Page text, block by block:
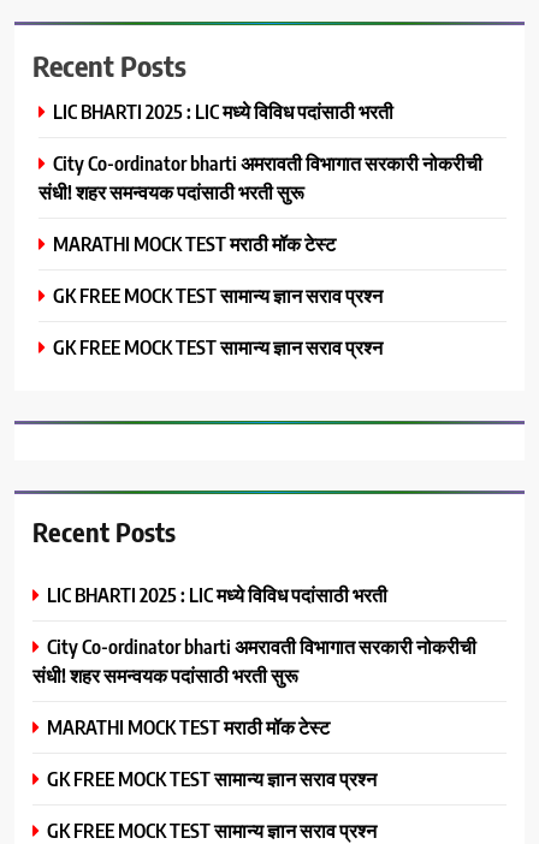
Recent Posts
LIC BHARTI 2025 : LIC मध्ये विविध पदांसाठी भरती
City Co-ordinator bharti अमरावती विभागात सरकारी नोकरीची
संधी! शहर समन्वयक पदांसाठी भरती सुरू
MARATHI MOCK TEST मराठी मॉक टेस्ट
GK FREE MOCK TEST सामान्य ज्ञान सराव प्रश्न
GK FREE MOCK TEST सामान्य ज्ञान सराव प्रश्न
Recent Posts
LIC BHARTI 2025 : LIC मध्ये विविध पदांसाठी भरती
City Co-ordinator bharti अमरावती विभागात सरकारी नोकरीची
संधी! शहर समन्वयक पदांसाठी भरती सुरू
MARATHI MOCK TEST मराठी मॉक टेस्ट
GK FREE MOCK TEST सामान्य ज्ञान सराव प्रश्न
GK FREE MOCK TEST सामान्य ज्ञान सराव प्रश्न